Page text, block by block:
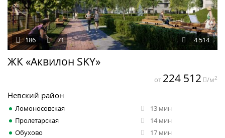
ЖК «Аквилон SKY»
4 514
186 71
Невский район
Ломоносовская
13 мин
Пролетарская
14 мин
Обухово
17 мин
от 224 512 /м2